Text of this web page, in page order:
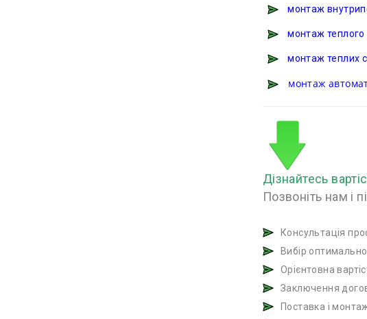
монтаж
монтаж теплого
монтаж теплих
монтаж
Дізнайтесь
Позвоніть нам і
Консультація
Вибір
Орієнтовна
Заключення
Поставка і